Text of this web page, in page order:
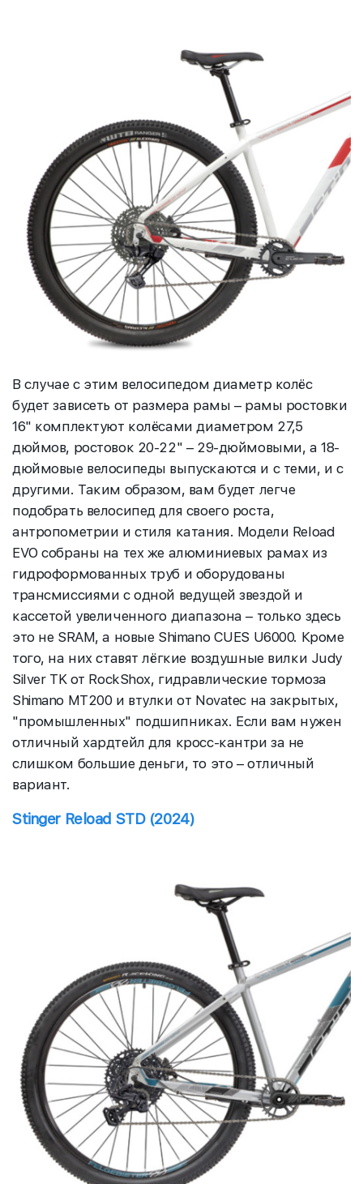
В случае с этим велосипедом диаметр колёс
будет зависеть от размера рамы – рамы ростовки
16" комплектуют колёсами диаметром 27,5
дюймов, ростовок 20-22" – 29-дюймовыми, а 18-
дюймовые велосипеды выпускаются и с теми, и с
другими. Таким образом, вам будет легче
подобрать велосипед для своего роста,
антропометрии и стиля катания. Модели Reload
EVO собраны на тех же алюминиевых рамах из
гидроформованных труб и оборудованы
трансмиссиями с одной ведущей звездой и
кассетой увеличенного диапазона – только здесь
это не SRAM, а новые Shimano CUES U6000. Кроме
того, на них ставят лёгкие воздушные вилки Judy
Silver TK от RockShox, гидравлические тормоза
Shimano MT200 и втулки от Novatec на закрытых,
"промышленных" подшипниках. Если вам нужен
отличный хардтейл для кросс-кантри за не
слишком большие деньги, то это – отличный
вариант.
Stinger Reload STD (2024)